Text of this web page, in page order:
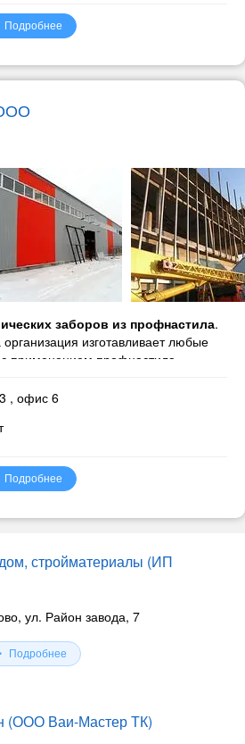
ИНН 6900018354
Подробнее
заборов из профнастила.
изготавливает любые
с применением профнастила
, офис 6
Подробнее
стройматериалы (ИП
ул. Район завода, 7
Подробнее
(ООО Ваи-Мастер ТК)